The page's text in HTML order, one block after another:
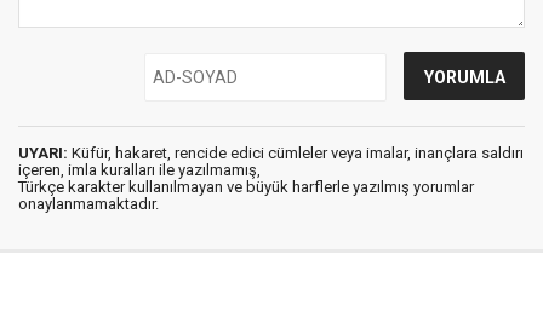
UYARI: Küfür, hakaret, rencide edici cümleler veya imalar, inançlara saldırı
içeren, imla kuralları ile yazılmamış,
Türkçe karakter kullanılmayan ve büyük harflerle yazılmış yorumlar
onaylanmamaktadır.